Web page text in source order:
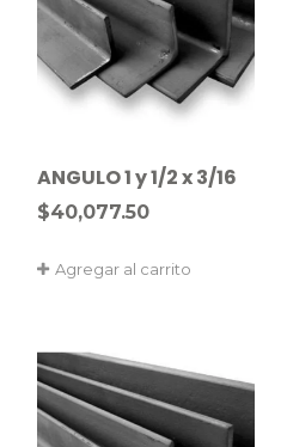
ANGULO 1 y 1/2 x 3/16
$40,077.50
Agregar al carrito